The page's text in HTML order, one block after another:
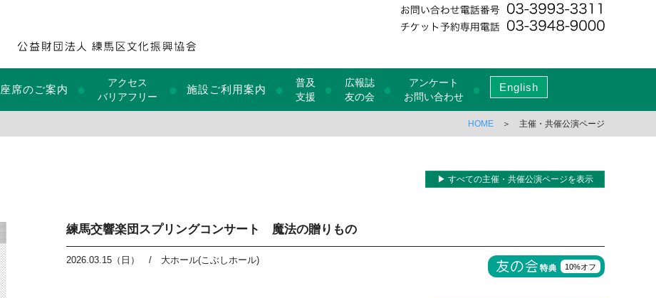
座席のご案内 ●
アクセス
バリアフリー
● 施設ご利用案内 ●
普及
支援
●
広報誌
友の会
●
アンケート
お問い合わせ
● English
HOME ＞ 主催・共催公演ページ
▶ すべての主催・共催公演ページを表示
練馬交響楽団スプリングコンサート 魔法の贈りもの
2026.03.15（日） / 大ホール(こぶしホール)
10%オフ